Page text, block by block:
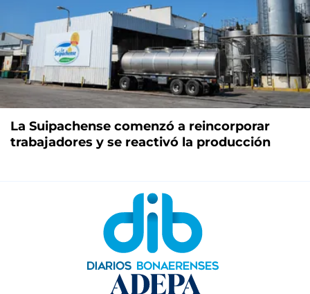
La Suipachense comenzó a reincorporar
trabajadores y se reactivó la producción